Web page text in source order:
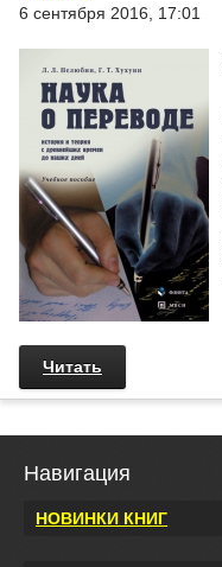
6 сентября 2016, 17:01
Читать
Навигация
НОВИНКИ КНИГ